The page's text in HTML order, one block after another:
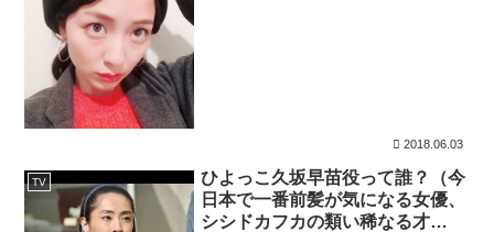
2018.06.03
TV
ひよっこ久坂早苗役って誰？（今
日本で一番前髪が気になる女優、
シシドカフカの類い稀なる才